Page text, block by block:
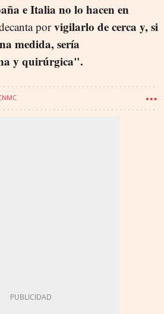
e Italia no lo hacen en
porvigilarlo de cerca y, si
medida, sería
y quirúrgica".